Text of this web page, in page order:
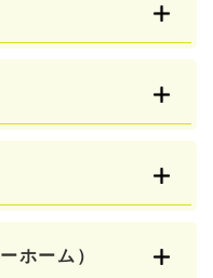
ホーム）